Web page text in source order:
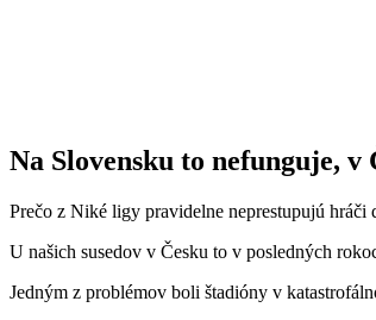
Na Slovensku to nefunguje, v
Prečo z Niké ligy pravidelne neprestupujú
U našich susedov v Česku to v posledných
Jedným z problémov boli štadióny v